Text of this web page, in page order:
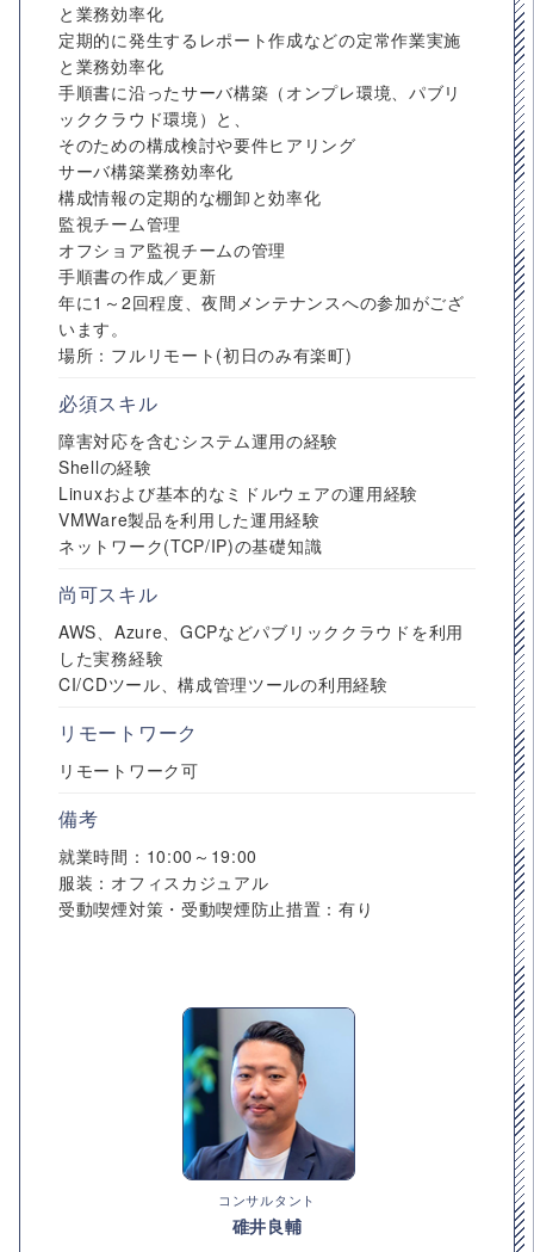
と業務効率化
定期的に発生するレポート作成などの定常作業実施
と業務効率化
手順書に沿ったサーバ構築（オンプレ環境、パブリ
ッククラウド環境）と、
そのための構成検討や要件ヒアリング
サーバ構築業務効率化
構成情報の定期的な棚卸と効率化
監視チーム管理
オフショア監視チームの管理
手順書の作成／更新
年に1～2回程度、夜間メンテナンスへの参加がござ
います。
場所：フルリモート(初日のみ有楽町)
必須スキル
障害対応を含むシステム運用の経験
Shellの経験
Linuxおよび基本的なミドルウェアの運用経験
VMWare製品を利用した運用経験
ネットワーク(TCP/IP)の基礎知識
尚可スキル
AWS、Azure、GCPなどパブリッククラウドを利用
した実務経験
CI/CDツール、構成管理ツールの利用経験
リモートワーク
リモートワーク可
備考
就業時間：10:00～19:00
服装：オフィスカジュアル
受動喫煙対策・受動喫煙防止措置：有り
コンサルタント
碓井良輔